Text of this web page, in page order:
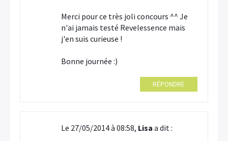
Merci pour ce très joli concours ^^ Je
n'ai jamais testé Revelessence mais
j'en suis curieuse !
Bonne journée :)
RÉPONDRE
Le 27/05/2014 à 08:58, Lisa a dit :